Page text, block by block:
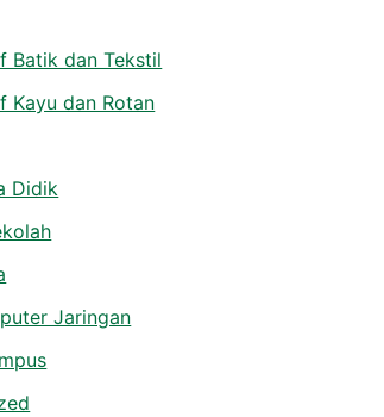
Batik dan Tekstil
Kayu dan Rotan
Didik
Jaringan